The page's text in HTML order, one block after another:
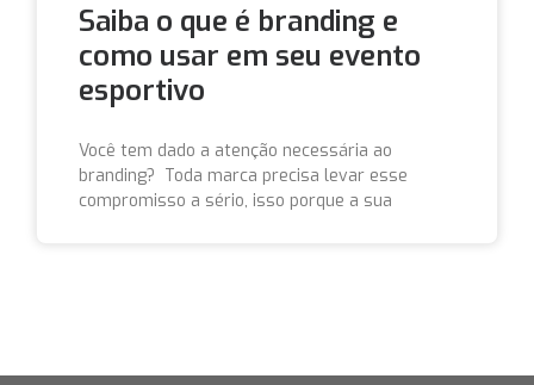
Saiba o que é branding e
como usar em seu evento
esportivo
Você tem dado a atenção necessária ao
branding? Toda marca precisa levar esse
compromisso a sério, isso porque a sua